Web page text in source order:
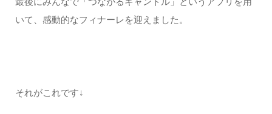
いて、感動的なフィナーレを迎えました。
それがこれです↓